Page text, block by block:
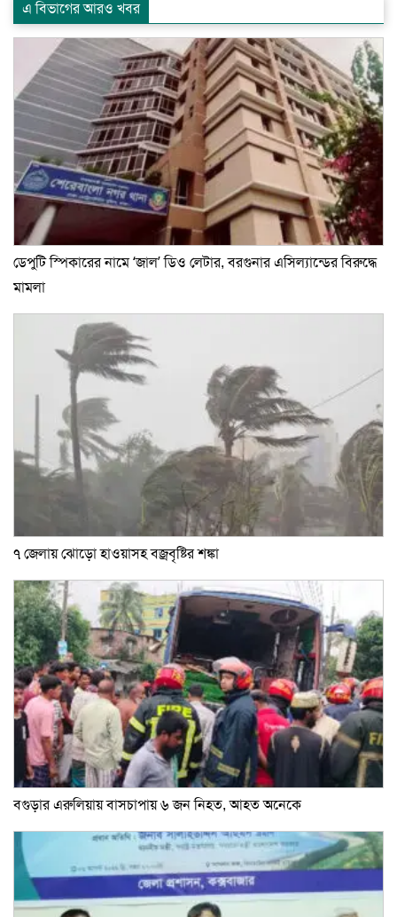
এ বিভাগের আরও খবর
ডেপুটি স্পিকারের নামে ‘জাল’ ডিও লেটার, বরগুনার এসিল্যান্ডের বিরুদ্ধে
মামলা
৭ জেলায় ঝোড়ো হাওয়াসহ বজ্রবৃষ্টির শঙ্কা
বগুড়ার এরুলিয়ায় বাসচাপায় ৬ জন নিহত, আহত অনেকে